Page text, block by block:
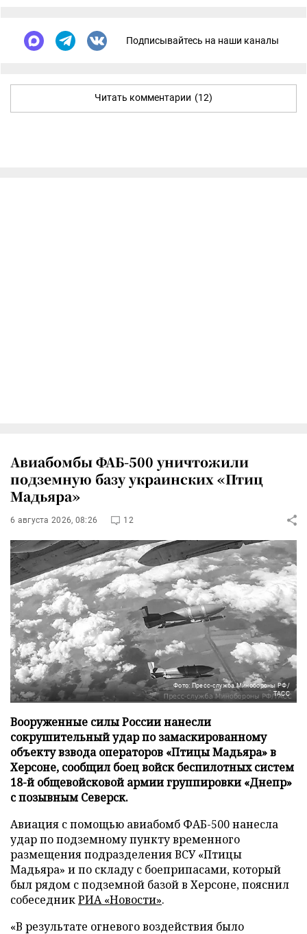
Подписывайтесь на наши каналы
Читать комментарии (12)
Авиабомбы ФАБ-500 уничтожили
подземную базу украинских «Птиц
Мадьяра»
6 августа 2026, 08:26 12
Фото: Пресс-служба Минобороны РФ/
ТАСС
Вооруженные силы России нанесли
сокрушительный удар по замаскированному
объекту взвода операторов «Птицы Мадьяра» в
Херсоне, сообщил боец войск беспилотных систем
18-й общевойсковой армии группировки «Днепр»
с позывным Северск.
Авиация с помощью авиабомб ФАБ-500 нанесла
удар по подземному пункту временного
размещения подразделения ВСУ «Птицы
Мадьяра» и по складу с боеприпасами, который
был рядом с подземной базой в Херсоне, пояснил
собеседникРИА «Новости».
«В результате огневого воздействия было